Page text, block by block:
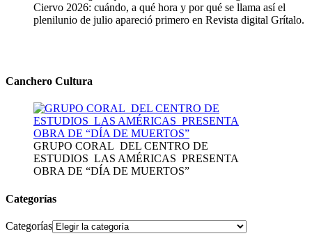
Ciervo 2026: cuándo, a qué hora y por qué se llama así el
plenilunio de julio apareció primero en Revista digital Grítalo.
Canchero Cultura
GRUPO CORAL DEL CENTRO DE
ESTUDIOS LAS AMÉRICAS PRESENTA
OBRA DE “DÍA DE MUERTOS”
Categorías
Categorías